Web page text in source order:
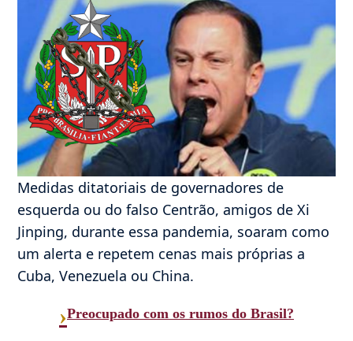
Medidas ditatoriais de governadores de
esquerda ou do falso Centrão, amigos de Xi
Jinping, durante essa pandemia, soaram como
um alerta e repetem cenas mais próprias a
Cuba, Venezuela ou China.
›Preocupado com os rumos do Brasil?